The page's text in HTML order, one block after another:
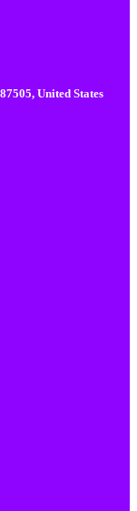
United States